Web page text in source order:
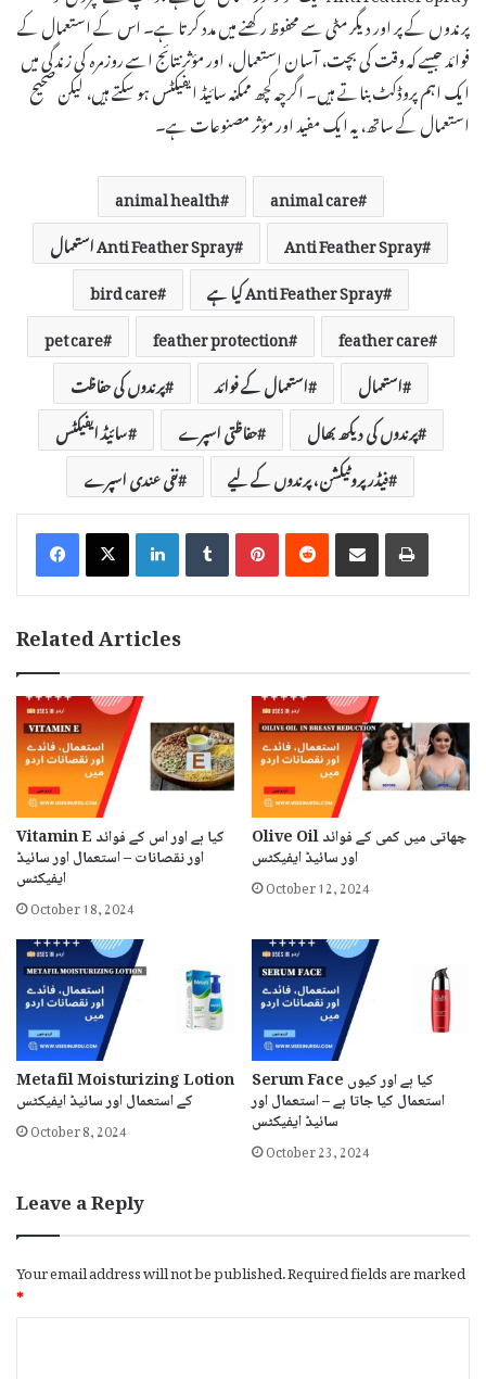
پرندوں کے پر اور دیگر مٹی سے محفوظ رکھنے میں مدد کرتا ہے۔ اس کے استعمال کے
فوائد جیسے کہ وقت کی بچت، آسان استعمال، اور مؤثر نتائج اسے روزمرہ کی زندگی میں
ایک اہم پروڈکٹ بناتے ہیں۔ اگرچہ کچھ ممکنہ سائیڈ ایفیکٹس ہو سکتے ہیں، لیکن صحیح
استعمال کے ساتھ، یہ ایک مفید اور مؤثر مصنوعات ہے۔
animal care
animal health
Anti Feather Spray
Anti Feather Spray استعمال
Anti Feather Spray کیا ہے
bird care
feather care
feather protection
pet care
استعمال
استعمال کے فوائد
پرندوں کی حفاظت
پرندوں کی دیکھ بھال
حفاظتی اسپرے
سائیڈ ایفیکٹس
فیڈر پروٹیکشن، پرندوں کے لیے
نفی عندی اسپرے
LinkedInTumblrPinterestReddit Share via Email Print
Related Articles
Vitamin E کیا ہے اور اس کے فوائد
اور نقصانات – استعمال اور سائیڈ
ایفیکٹس
October 18, 2024
Olive Oil چھاتی میں کمی کے فوائد
اور سائیڈ ایفیکٹس
October 12, 2024
Metafil Moisturizing Lotion
کے استعمال اور سائیڈ ایفیکٹس
October 8, 2024
Serum Face کیا ہے اور کیوں
استعمال کیا جاتا ہے – استعمال اور
سائیڈ ایفیکٹس
October 23, 2024
Leave a Reply
Your email address will not be published.Required fields are marked
*